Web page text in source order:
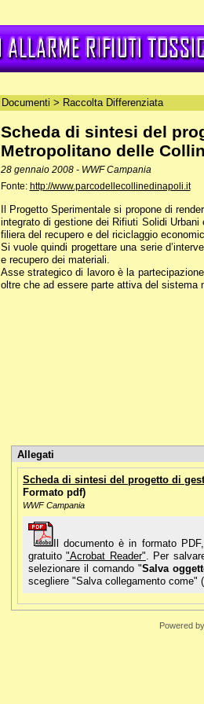
Documenti > Raccolta Differenziata
Scheda di sintesi del
Metropolitano delle
28 gennaio 2008 - WWF Campania
Fonte: http://www.parcodellecollinedinapoli.it
Il Progetto Sperimentale si propone di
integrato di gestione dei Rifiuti Solidi
filiera del recupero e del riciclaggio
Si vuole quindi progettare una serie
e recupero dei materiali.
Asse strategico di lavoro è la
oltre che ad essere parte attiva del sistema
Allegati
Scheda di sintesi del progetto di
Formato pdf)
WWF Campania
Il documento è in formato
gratuito"Acrobat Reader". Per
selezionare il comando "Salva
scegliere "Salva collegamento come"
Powered by